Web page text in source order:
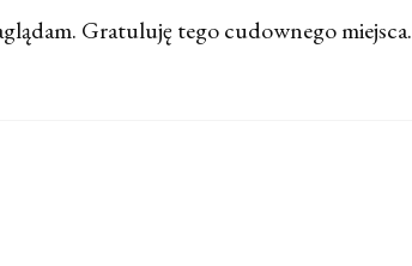
Gratuluję tego cudownego miejsca.